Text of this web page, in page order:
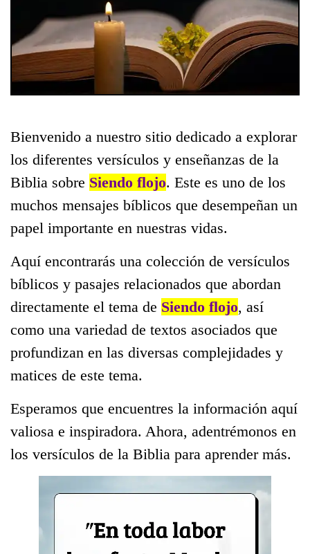
Bienvenido a nuestro sitio dedicado a explorar
los diferentes versículos y enseñanzas de la
Biblia sobre Siendo flojo. Este es uno de los
muchos mensajes bíblicos que desempeñan un
papel importante en nuestras vidas.
Aquí encontrarás una colección de versículos
bíblicos y pasajes relacionados que abordan
directamente el tema de Siendo flojo, así
como una variedad de textos asociados que
profundizan en las diversas complejidades y
matices de este tema.
Esperamos que encuentres la información aquí
valiosa e inspiradora. Ahora, adentrémonos en
los versículos de la Biblia para aprender más.